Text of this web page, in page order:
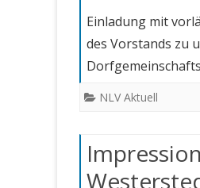
Einladung mit
des Vorstands zu
NLV Aktuell